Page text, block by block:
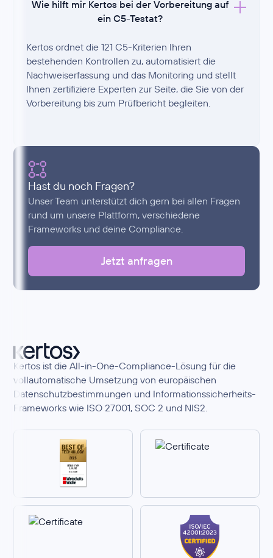
Wie hilft mir Kertos bei der Vorbereitung auf
ein C5-Testat?
Kertos ordnet die 121 C5-Kriterien Ihren
bestehenden Kontrollen zu, automatisiert die
Nachweiserfassung und das Monitoring und stellt
Ihnen zertifiziere Experten zur Seite, die Sie von der
Vorbereitung bis zum Prüfbericht begleiten.
Hast du noch Fragen?
Unser Team unterstützt dich gern bei allen Fragen
rund um unsere Plattform, verschiedene
Frameworks und deine Compliance.
Jetzt anfragen
Kertos ist die All-in-One-Compliance-Lösung für die
vollautomatische Umsetzung von europäischen
Datenschutzbestimmungen und Informationssicherheits-
Frameworks wie ISO 27001, SOC 2 und NIS2.